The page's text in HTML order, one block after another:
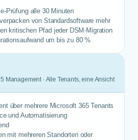
Prüfung alle 30 Minuten
von Standardsoftware mehr
kritischen Pfad jeder DSM-Migration
um bis zu 80 %
Management · Alle Tenants, eine Ansicht
über mehrere Microsoft 365 Tenants
und Automatisierung
mit mehreren Standorten oder